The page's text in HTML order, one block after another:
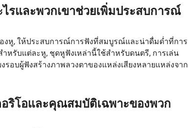
รและพวกเขาช่วยเพิ่มประสบการณ์
งหู, ให้ประสบการณ์การฟังที่สมบูรณ์และน่าดื่มด่ำที่การ
หรับแต่ละหู, ชุดหูฟังเหล่านี้ใช้สำหรับดนตรี, การเล่น
รอบผู้ฟังสร้างภาพลวงตาของแหล่งเสียงหลายแหล่งจาก
อริโอและคุณสมบัติเฉพาะของพวก